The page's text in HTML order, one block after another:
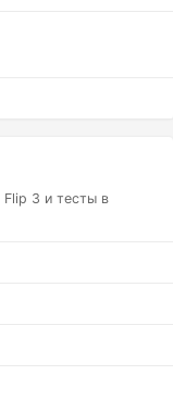
Flip 3 и тесты в